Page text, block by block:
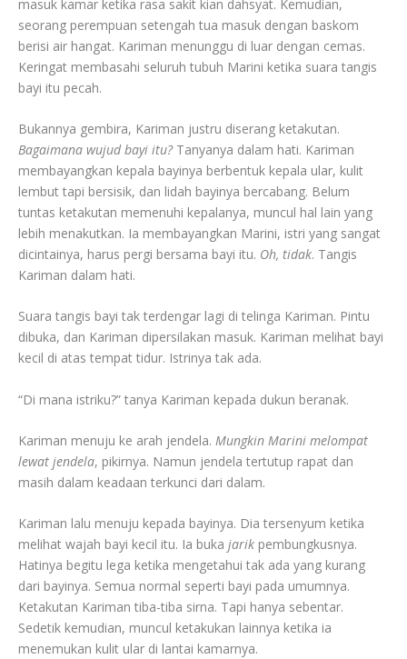
masuk kamar ketika rasa sakit kian dahsyat. Kemudian,
seorang perempuan setengah tua masuk dengan baskom
berisi air hangat. Kariman menunggu di luar dengan cemas.
Keringat membasahi seluruh tubuh Marini ketika suara tangis
bayi itu pecah.
Bukannya gembira, Kariman justru diserang ketakutan.
Bagaimana wujud bayi itu?Tanyanya dalam hati. Kariman
membayangkan kepala bayinya berbentuk kepala ular, kulit
lembut tapi bersisik, dan lidah bayinya bercabang. Belum
tuntas ketakutan memenuhi kepalanya, muncul hal lain yang
lebih menakutkan. Ia membayangkan Marini, istri yang sangat
dicintainya, harus pergi bersama bayi itu. Oh, tidak. Tangis
Kariman dalam hati.
Suara tangis bayi tak terdengar lagi di telinga Kariman. Pintu
dibuka, dan Kariman dipersilakan masuk. Kariman melihat bayi
kecil di atas tempat tidur. Istrinya tak ada.
“Di mana istriku?” tanya Kariman kepada dukun beranak.
Kariman menuju ke arah jendela. Mungkin Marini melompat
lewat jendela, pikirnya. Namun jendela tertutup rapat dan
masih dalam keadaan terkunci dari dalam.
Kariman lalu menuju kepada bayinya. Dia tersenyum ketika
melihat wajah bayi kecil itu. Ia buka jarik pembungkusnya.
Hatinya begitu lega ketika mengetahui tak ada yang kurang
dari bayinya. Semua normal seperti bayi pada umumnya.
Ketakutan Kariman tiba-tiba sirna. Tapi hanya sebentar.
Sedetik kemudian, muncul ketakukan lainnya ketika ia
menemukan kulit ular di lantai kamarnya.